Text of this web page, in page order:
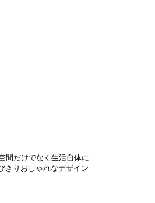
間だけでなく生活自体に
きりおしゃれなデザイン